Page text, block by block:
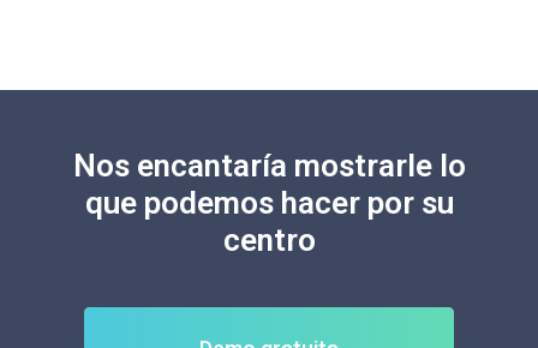
Nos encantaría mostrarle lo
que podemos hacer por su
centro